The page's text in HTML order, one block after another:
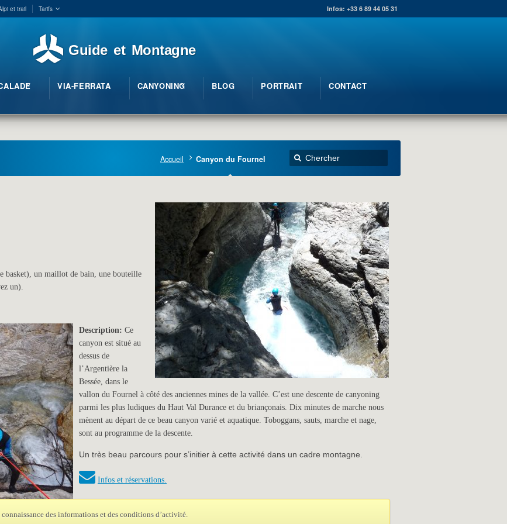
et trail Tarifs Infos: +33 6 89 44 05 31
Guide et Montagne
VIA-FERRATA CANYONING BLOG PORTRAIT CONTACT
Accueil Canyon du Fournel
basket), un maillot de bain, une bouteille
un).
Description: Ce
canyon est situé au
dessus de
l’Argentière la
Bessée, dans le
vallon du Fournel à côté des anciennes mines de la vallée. C’est une descente de canyoning
parmi les plus ludiques du Haut Val Durance et du briançonais. Dix minutes de marche nous
mènent au départ de ce beau canyon varié et aquatique. Toboggans, sauts, marche et nage,
sont au programme de la descente.
Un très beau parcours pour s’initier à cette activité dans un cadre montagne.
Infos et réservations.
des informations et des conditions d’activité.